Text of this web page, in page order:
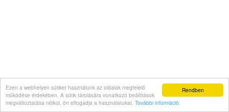
Rendben
Ezen a webhelyen sütiket használunk az oldalak megfelelő
működése érdekében. A sütik tárolására vonatkozó beállítások
megváltoztatása nélkül, ön elfogadja a használatukat. További információ.